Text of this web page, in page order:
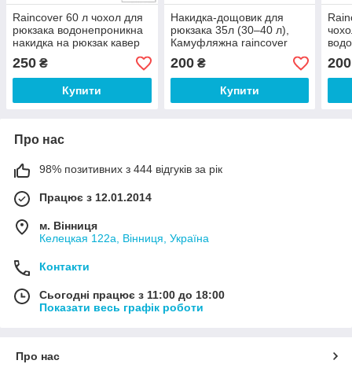
Raincover 60 л чохол для
рюкзака водонепроникна
накидка на рюкзак кавер
чохол від дощу
250 ₴
Купити
Накидка-дощовик для
рюкзака 35л (30–40 л),
Камуфляжна raincover
водонепроникний чохол
для рюкзака
200₴
Купити
на
200
Про нас
98% позитивних з 444 відгуків за рік
Працює з 12.01.2014
м. Вінниця
Келецкая 122а, Вінниця, Україна
Контакти
Сьогодні працює з 11:00 до 18:00
Показати весь графік роботи
Про нас